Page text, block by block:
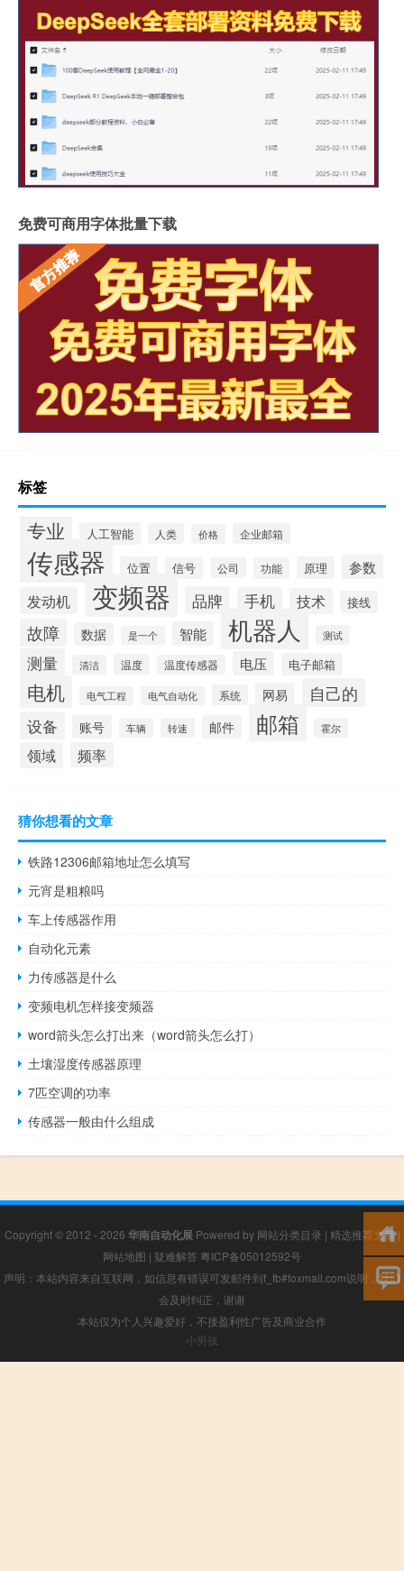
免费可商用字体批量下载
标签
专业 人工智能 人类 价格 企业邮箱
传感器 位置 信号 公司 功能 原理 参数
发动机 变频器 品牌 手机 技术 接线
故障 数据 是一个 智能 机器人 测试
测量 清洁 温度 温度传感器 电压 电子邮箱
电机 电气工程 电气自动化 系统 网易 自己的
设备 账号 车辆 转速 邮件 邮箱 霍尔
领域 频率
猜你想看的文章
铁路12306邮箱地址怎么填写
元宵是粗粮吗
车上传感器作用
自动化元素
力传感器是什么
变频电机怎样接变频器
word箭头怎么打出来（word箭头怎么打）
土壤湿度传感器原理
7匹空调的功率
传感器一般由什么组成
Copyright © 2012 - 2026 华南自动化展Powered by 网站分类目录 | 精选推荐文章|
网站地图 | 疑难解答 粤ICP备05012592号
声明：本站内容来自互联网，如信息有错误可发邮件到f_fb#foxmail.com说明，我们
会及时纠正，谢谢
本站仅为个人兴趣爱好，不接盈利性广告及商业合作
小男孩